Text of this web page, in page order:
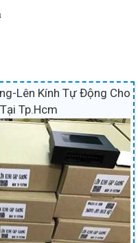
Lên Kính Tự Động Cho
Tp.Hcm